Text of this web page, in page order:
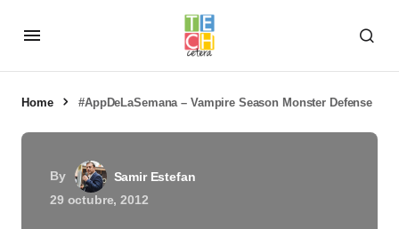
Home #AppDeLaSemana – Vampire Season Monster Defense
By
Samir Estefan
29 octubre, 2012